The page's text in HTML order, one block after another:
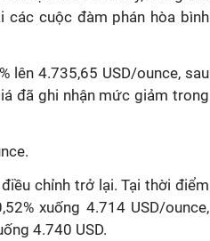
các cuộc đàm phán hòa bình
lên 4.735,65 USD/ounce, sau
đã ghi nhận mức giảm trong
chỉnh trở lại. Tại thời điểm
xuống 4.714 USD/ounce,
4.740 USD.